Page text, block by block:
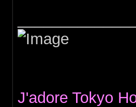
J'adore Tokyo